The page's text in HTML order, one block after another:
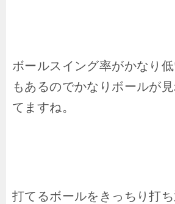
ボールスイング率がかなり
もあるのでかなりボールが
てますね。
打てるボールをきっちり打